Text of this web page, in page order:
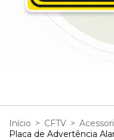
Início > CFTV >
Placa de Advertência